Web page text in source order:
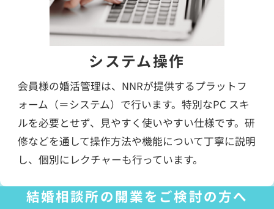
システム操作
会員様の婚活管理は、NNRが提供するプラットフ
ォーム（＝システム）で行います。特別なPC スキ
ルを必要とせず、見やすく使いやすい仕様です。研
修などを通して操作方法や機能について丁寧に説明
し、個別にレクチャーも行っています。
結婚相談所の開業をご検討の方へ